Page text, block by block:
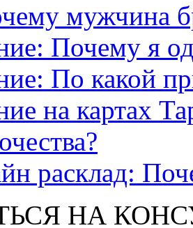
мужчина
Почему я
По какой
на картах
расклад:
НА